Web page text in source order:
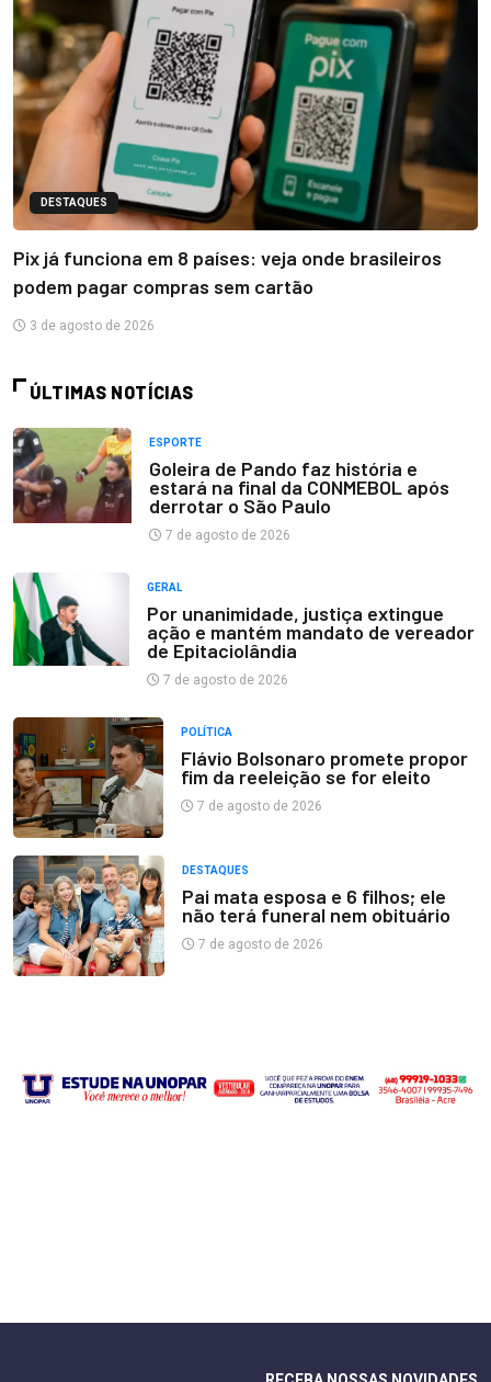
DESTAQUES
Pix já funciona em 8 países: veja onde brasileiros
podem pagar compras sem cartão
3 de agosto de 2026
ÚLTIMAS NOTÍCIAS
ESPORTE
Goleira de Pando faz história e
estará na final da CONMEBOL após
derrotar o São Paulo
7 de agosto de 2026
GERAL
Por unanimidade, justiça extingue
ação e mantém mandato de vereador
de Epitaciolândia
7 de agosto de 2026
POLÍTICA
Flávio Bolsonaro promete propor
fim da reeleição se for eleito
7 de agosto de 2026
DESTAQUES
Pai mata esposa e 6 filhos; ele
não terá funeral nem obituário
7 de agosto de 2026